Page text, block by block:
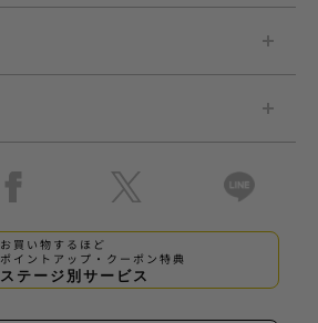
お買い物するほど
ポイントアップ・クーポン特典
ステージ別サービス